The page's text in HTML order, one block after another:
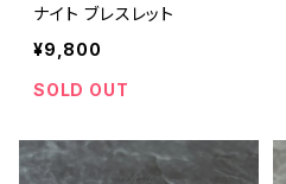
ナイト ブレスレット
¥9,800
SOLD OUT